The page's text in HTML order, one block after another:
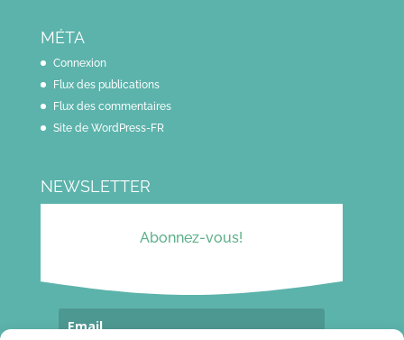
MÉTA
Connexion
Flux des publications
Flux des commentaires
Site de WordPress-FR
NEWSLETTER
Abonnez-vous!